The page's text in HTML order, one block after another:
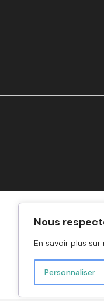
Nous
En savoir plus
Personnaliser